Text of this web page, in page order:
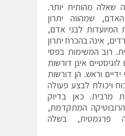
שאלה מהותית יותר.
שמהווה יתרון
המיועדות לבני אדם,
אינה בהכרח יתרון
רוב המשימות בפסי
לוגיסטיים אינן דורשות
וראש. הן דורשות
ויכולת לבצע פעולה
מרבית. כאן בדיוק
המתקדמת,
פרגמטית, בשלה